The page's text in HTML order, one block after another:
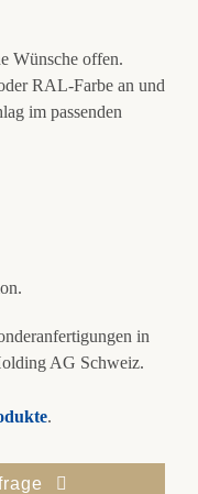
Wünsche offen.
RAL-Farbe an und
im passenden
in
AG Schweiz.
.